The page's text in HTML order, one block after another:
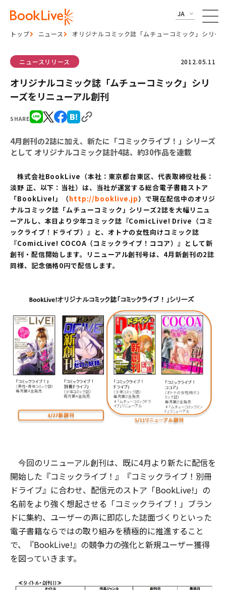
JA
トップ ニュース オリジナルコミック誌「ムチューコミック」シリー
SHARE
ニュースリリース 2012.05.11
オリジナルコミック誌「ムチューコミック」シリ
ーズをリニューアル創刊
4月創刊の2誌に加え、新たに「コミックライブ！」シリーズ
として オリジナルコミック誌計4誌、約30作品を連載
株式会社BookLive（本社：東京都台東区、代表取締役社長：
淡野 正、以下：当社）は、当社が運営する総合電子書籍ストア
「BookLive!」（http://booklive.jp）で現在配信中のオリジ
ナルコミック誌「ムチューコミック」シリーズ2誌を大幅リニュ
ーアルし、本日より少年コミック誌『ComicLive! Drive（コミ
ックライブ！ドライブ）』と、オトナの女性向けコミック誌
『ComicLive! COCOA（コミックライブ！ココア）』として新
創刊・配信開始します。リニューアル創刊号は、4月新創刊の2誌
同様、記念価格0円で配信します。
今回のリニューアル創刊は、既に4月より新たに配信を
開始した『コミックライブ！』『コミックライブ！別冊
ドライブ』に合わせ、配信元のストア「BookLive!」の
名前をより強く想起させる「コミックライブ！」ブラン
ドに集約、ユーザーの声に即応した誌面づくりといった
電子書籍ならではの取り組みを積極的に推進すること
で、『BookLive!』の競争力の強化と新規ユーザー獲得
を図っていきます。